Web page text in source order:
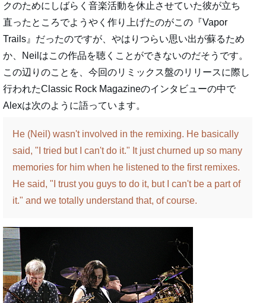
クのためにしばらく音楽活動を休止させていた彼が立ち
直ったところでようやく作り上げたのがこの『Vapor
Trails』だったのですが、やはりつらい思い出が蘇るため
か、Neilはこの作品を聴くことができないのだそうです。
この辺りのことを、今回のリミックス盤のリリースに際し
行われたClassic Rock Magazineのインタビューの中で
Alexは次のように語っています。
He (Neil) wasn't involved in the remixing. He basically
said, "I tried but I can't do it." It just churned up so many
memories for him when he listened to the first remixes.
He said, "I trust you guys to do it, but I can't be a part of
it." and we totally understand that, of course.